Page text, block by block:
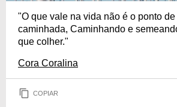
"O que vale na vida não é o ponto
caminhada, Caminhando e
que colher."
Cora Coralina
COPIAR